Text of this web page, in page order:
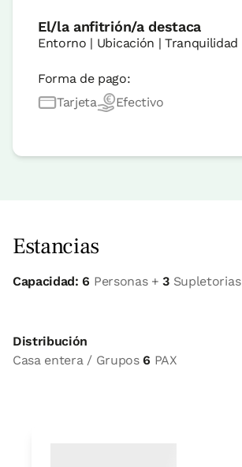
El/la anfitrión/a destaca
Entorno | Ubicación | Tranquilidad
Forma de pago:
Tarjeta
Efectivo
Estancias
Capacidad: 6 Personas +3 Supletorias
Distribución
Casa entera / Grupos6 PAX